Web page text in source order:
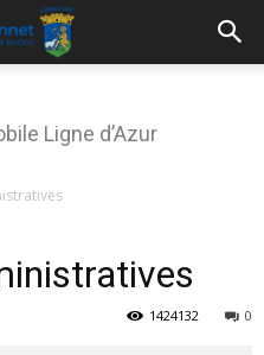
Ligne d’Azur
0
1424132